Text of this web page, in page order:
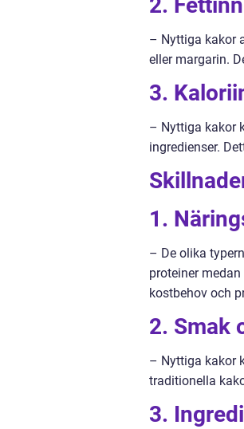
2.
– Nyttiga kakor
eller margarin.
3.
– Nyttiga kakor
ingredienser.
1.
– De olika
proteiner
kostbehov och
2. Smak
– Nyttiga kakor
traditionella
3.